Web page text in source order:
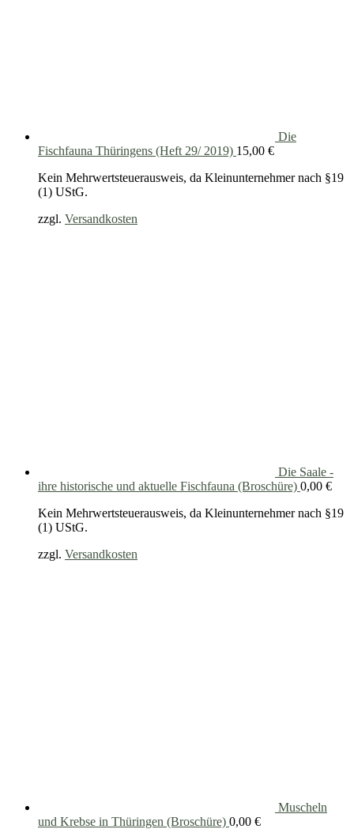
Die
Fischfauna Thüringens (Heft 29/ 2019) 15,00 €
Kein Mehrwertsteuerausweis, da Kleinunternehmer nach §19
(1) UStG.
zzgl. Versandkosten
Die Saale -
ihre historische und aktuelle Fischfauna (Broschüre) 0,00 €
Kein Mehrwertsteuerausweis, da Kleinunternehmer nach §19
(1) UStG.
zzgl. Versandkosten
Muscheln
und Krebse in Thüringen (Broschüre) 0,00 €